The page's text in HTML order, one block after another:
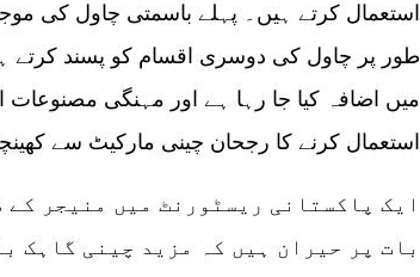
استعمال کرتے ہیں۔ پہلے باسمتی چاول کی
طور پر چاول کی دوسری اقسام کو پسند کرتے
میں اضافہ کیا جا رہا ہے اور مہنگی
استعمال کرنے کا رجحان چینی مارکیٹ سے
ایک پاکستانی ریسٹورنٹ میں منیجر
بات پر حیران ہیں کہ مزید چینی گاہک